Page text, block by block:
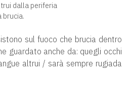
dalla periferia
brucia.
sul fuoco che brucia dentro
guardato anche da: quegli occhi
altrui / sarà sempre rugiada